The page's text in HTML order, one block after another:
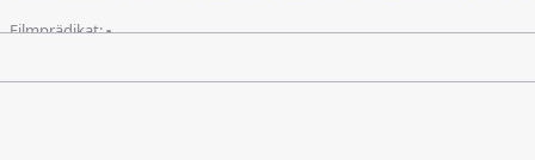
Filmprädikat:-